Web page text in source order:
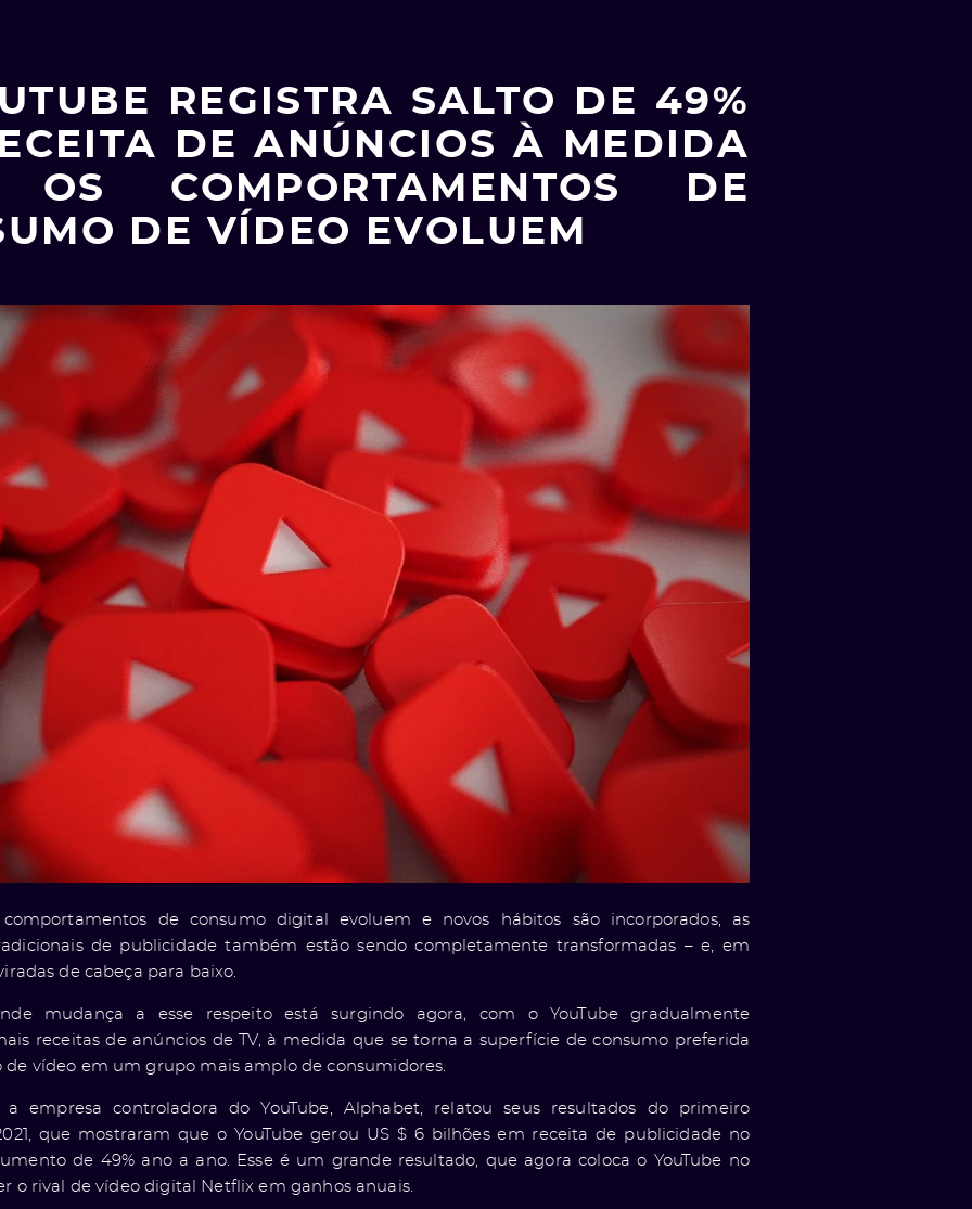
REGISTRA SALTO DE 49%
DE ANÚNCIOS À MEDIDA
OS COMPORTAMENTOS DE
DE VÍDEO EVOLUEM
de consumo digital evoluem e novos hábitos são incorporados, as
de publicidade também estão sendo completamente transformadas – e, em
de cabeça para baixo.
mudança a esse respeito está surgindo agora, com o YouTube gradualmente
receitas de anúncios de TV, à medida que se torna a superfície de consumo preferida
de vídeo em um grupo mais amplo de consumidores.
a empresa controladora do YouTube, Alphabet, relatou seus resultados do primeiro
que mostraram que o YouTube gerou US $ 6 bilhões em receita de publicidade no
de 49% ano a ano. Esse é um grande resultado, que agora coloca o YouTube no
o rival de vídeo digital Netflix em ganhos anuais.